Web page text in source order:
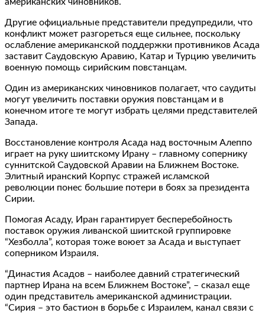
Другие официальные представители предупредили, что
конфликт может разгореться еще сильнее, поскольку
ослабление американской поддержки противников Асада
заставит Саудовскую Аравию, Катар и Турцию увеличить
военную помощь сирийским повстанцам.
Один из американских чиновников полагает, что саудиты
могут увеличить поставки оружия повстанцам и в
конечном итоге те могут избрать целями представителей
Запада.
Восстановление контроля Асада над восточным Алеппо
играет на руку шиитскому Ирану – главному сопернику
суннитской Саудовской Аравии на Ближнем Востоке.
Элитный иранский Корпус стражей исламской
революции понес большие потери в боях за президента
Сирии.
Помогая Асаду, Иран гарантирует бесперебойность
поставок оружия ливанской шиитской группировке
“Хезболла”, которая тоже воюет за Асада и выступает
соперником Израиля.
“Династия Асадов – наиболее давний стратегический
партнер Ирана на всем Ближнем Востоке”, – сказал еще
один представитель американской администрации.
“Сирия – это бастион в борьбе с Израилем, канал связи с